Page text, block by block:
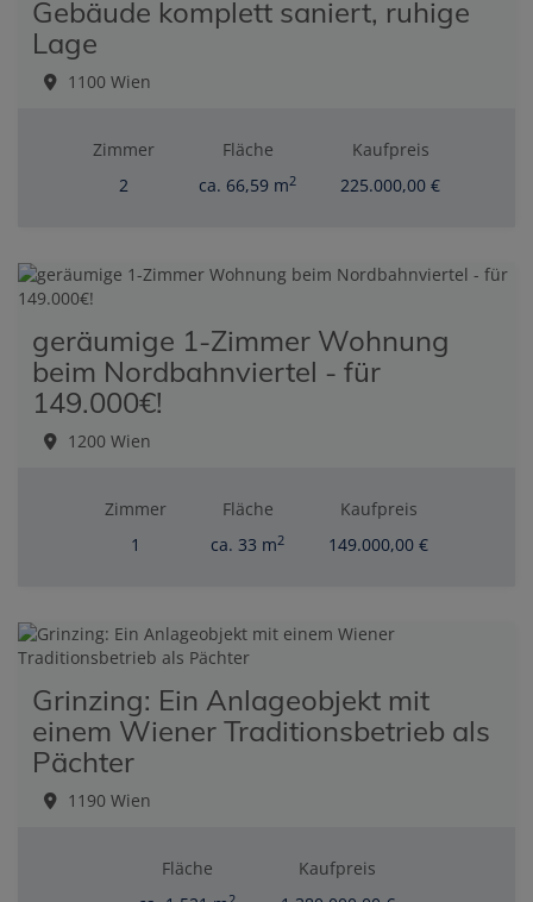
Gebäude komplett saniert, ruhige
Lage
1100 Wien
Zimmer
2
Fläche
ca. 66,59 m2
Kaufpreis
225.000,00 €
geräumige 1-Zimmer Wohnung
beim Nordbahnviertel - für
149.000€!
1200 Wien
Zimmer
1
Fläche
ca. 33 m2
Kaufpreis
149.000,00 €
Grinzing: Ein Anlageobjekt mit
einem Wiener Traditionsbetrieb als
Pächter
1190 Wien
Fläche
Kaufpreis